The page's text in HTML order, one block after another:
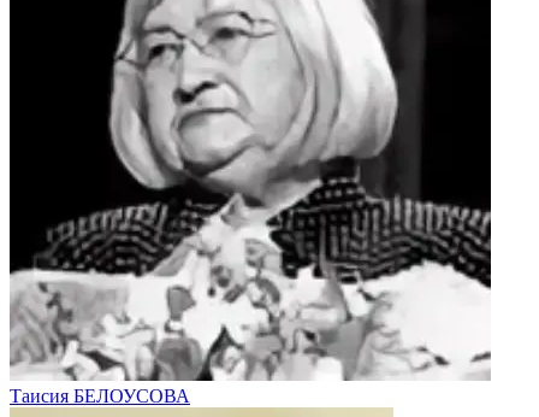
Таисия БЕЛОУСОВА